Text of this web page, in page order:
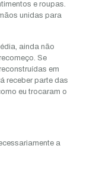
e roupas.
unidas para
ainda não
Se
em
receber parte das
eu trocaram o
a